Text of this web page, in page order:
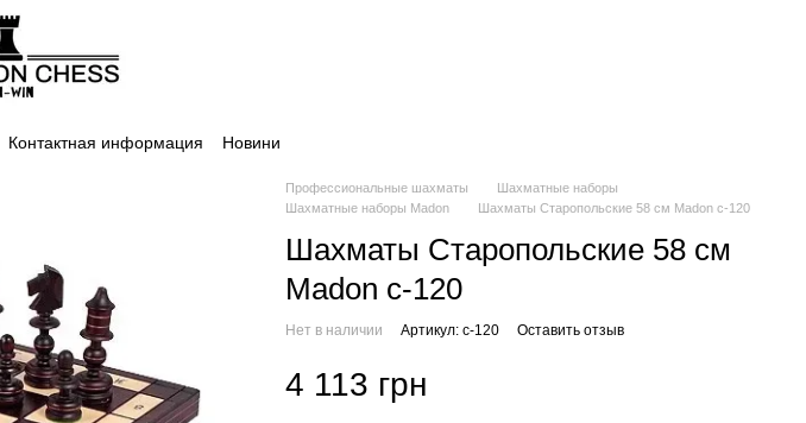
Контактная информация Новини
Профессиональные шахматы
Шахматные наборы
Шахматные наборы Madon
Шахматы Старопольские 58 см Madon c-120
Шахматы Старопольские 58 см
Madon c-120
Нет в наличии Артикул: c-120 Оставить отзыв
4 113 грн